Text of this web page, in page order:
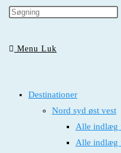
Menu Luk
Destinationer
Nord syd øst vest
Alle indlæg
Alle indlæg